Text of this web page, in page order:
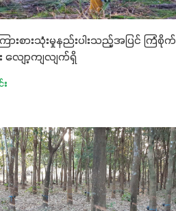
ားစားသုံးမှုနည်းပါးသည့်အပြင် ကြံစိုက်
လျော့ကျလျက်ရှိ